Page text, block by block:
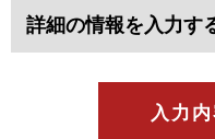
詳細の情報を入力す
入力